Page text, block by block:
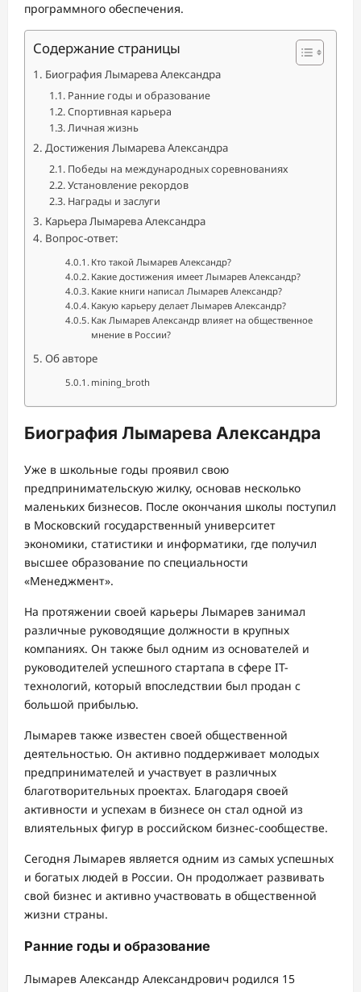
программного обеспечения.
Содержание страницы
Биография Лымарева Александра
Ранние годы и образование
Спортивная карьера
Личная жизнь
Достижения Лымарева Александра
Победы на международных соревнованиях
Установление рекордов
Награды и заслуги
Карьера Лымарева Александра
Вопрос-ответ:
Кто такой Лымарев Александр?
Какие достижения имеет Лымарев Александр?
Какие книги написал Лымарев Александр?
Какую карьеру делает Лымарев Александр?
Как Лымарев Александр влияет на общественное
мнение в России?
Об авторе
mining_broth
Биография Лымарева Александра
Уже в школьные годы проявил свою
предпринимательскую жилку, основав несколько
маленьких бизнесов. После окончания школы поступил
в Московский государственный университет
экономики, статистики и информатики, где получил
высшее образование по специальности
«Менеджмент».
На протяжении своей карьеры Лымарев занимал
различные руководящие должности в крупных
компаниях. Он также был одним из основателей и
руководителей успешного стартапа в сфере IT-
технологий, который впоследствии был продан с
большой прибылью.
Лымарев также известен своей общественной
деятельностью. Он активно поддерживает молодых
предпринимателей и участвует в различных
благотворительных проектах. Благодаря своей
активности и успехам в бизнесе он стал одной из
влиятельных фигур в российском бизнес-сообществе.
Сегодня Лымарев является одним из самых успешных
и богатых людей в России. Он продолжает развивать
свой бизнес и активно участвовать в общественной
жизни страны.
Ранние годы и образование
Лымарев Александр Александрович родился 15